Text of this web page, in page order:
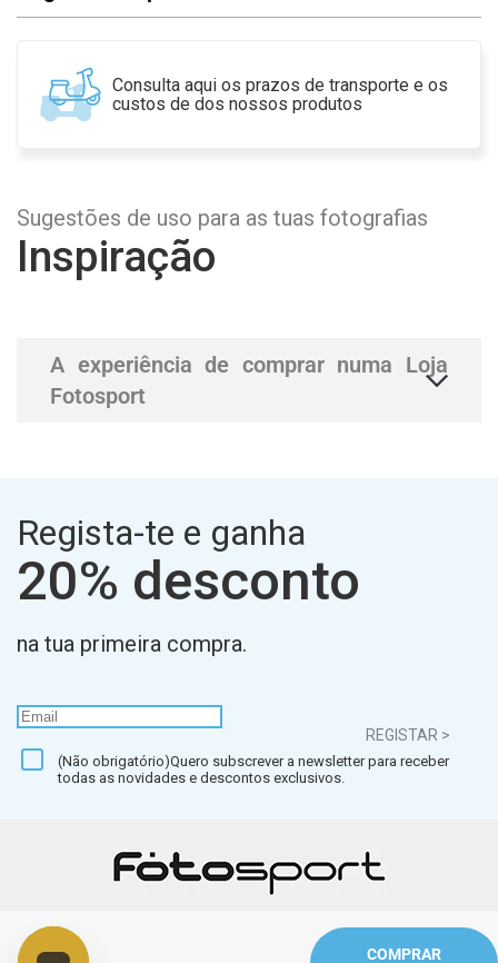
Consulta aqui os prazos de transporte e os
custos de dos nossos produtos
COMPRAR
Sugestões de uso para as tuas fotografias
Inspiração
A experiência de comprar numa Loja
Fotosport
Regista-te e ganha
20% desconto
na tua primeira compra.
REGISTAR >
(Não obrigatório)Quero subscrever a newsletter para receber
todas as novidades e descontos exclusivos.